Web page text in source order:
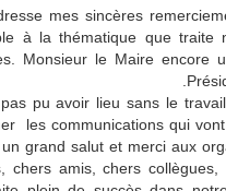
mes sincères
à la thématique que
Monsieur le Maire
pu avoir lieu sans le
les communications qui
grand salut et merci aux
chers amis, chers